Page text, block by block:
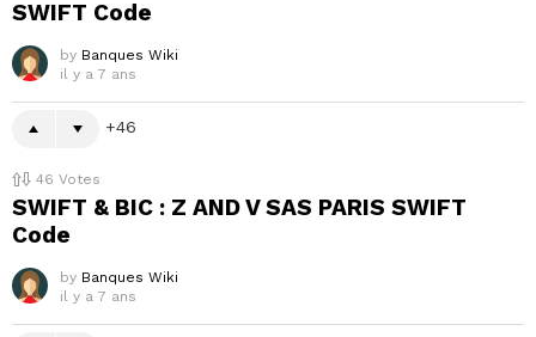
SWIFT Code
by Banques Wiki
il y a 7 ans
46
46 Votes
SWIFT & BIC : Z AND V SAS PARIS SWIFT
Code
by Banques Wiki
il y a 7 ans